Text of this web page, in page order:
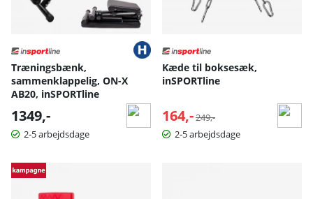
Træningsbænk,
sammenklappelig, ON-X
AB20, inSPORTline
1349,-
2-5 arbejdsdage
Kæde til boksesæk,
inSPORTline
164,- Normalpris:
249,-
2-5 arbejdsdage